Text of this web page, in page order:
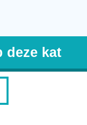
deze kat